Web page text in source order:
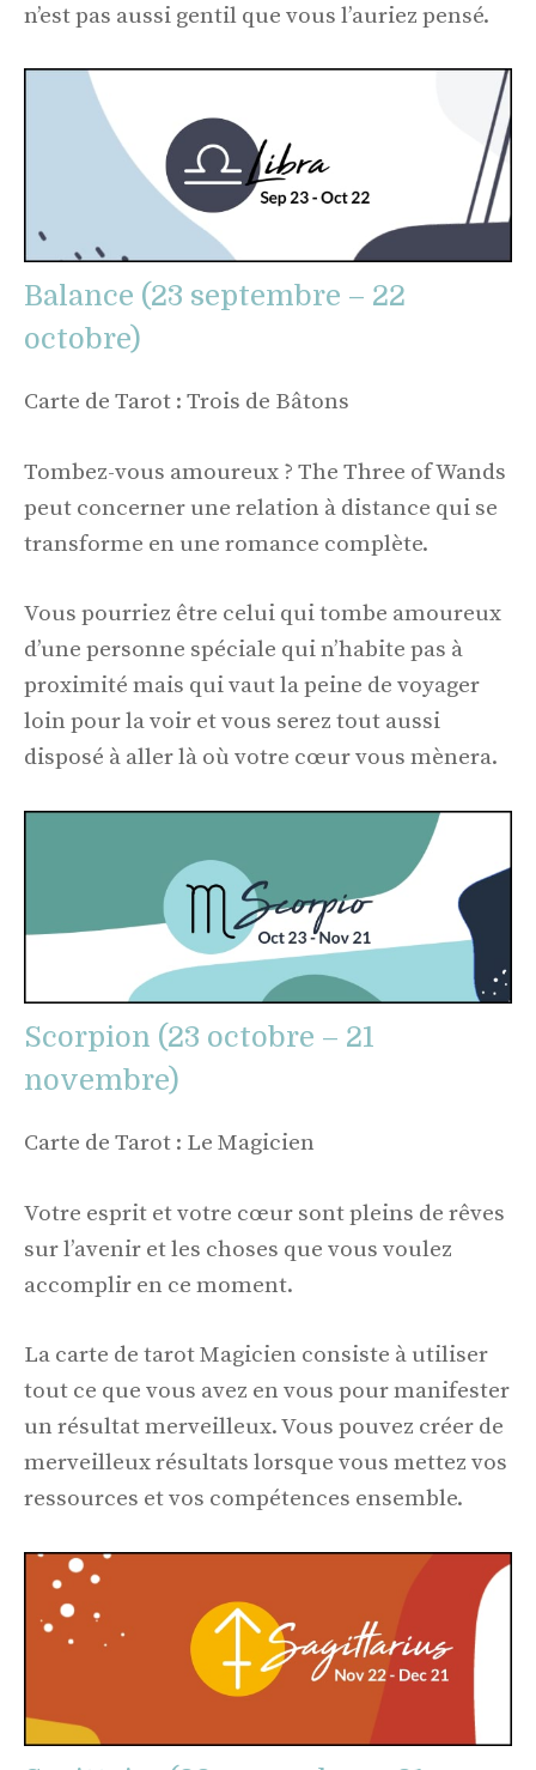
n’est pas aussi gentil que vous l’auriez pensé.
Balance (23 septembre – 22
octobre)
Carte de Tarot : Trois de Bâtons
Tombez-vous amoureux ? The Three of Wands
peut concerner une relation à distance qui se
transforme en une romance complète.
Vous pourriez être celui qui tombe amoureux
d’une personne spéciale qui n’habite pas à
proximité mais qui vaut la peine de voyager
loin pour la voir et vous serez tout aussi
disposé à aller là où votre cœur vous mènera.
Scorpion (23 octobre – 21
novembre)
Carte de Tarot : Le Magicien
Votre esprit et votre cœur sont pleins de rêves
sur l’avenir et les choses que vous voulez
accomplir en ce moment.
La carte de tarot Magicien consiste à utiliser
tout ce que vous avez en vous pour manifester
un résultat merveilleux. Vous pouvez créer de
merveilleux résultats lorsque vous mettez vos
ressources et vos compétences ensemble.